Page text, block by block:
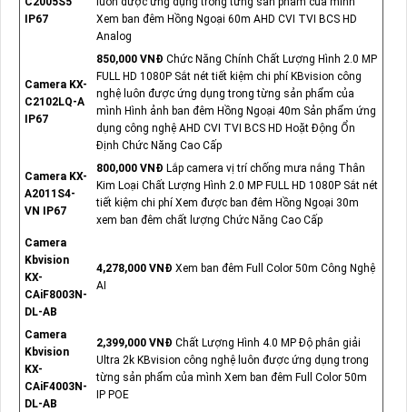
IP67
Xem ban đêm Hồng Ngoại 60m AHD CVI TVI BCS HD
Analog
Camera KX-
C2102LQ-A
IP67
850,000 VNĐ Chức Năng Chính Chất Lượng Hình 2.0 MP
FULL HD 1080P Sắt nét tiết kiệm chi phí KBvision công
nghệ luôn được ứng dụng trong từng sản phẩm của
mình Hình ảnh ban đêm Hồng Ngoại 40m Sản phẩm ứng
dụng công nghệ AHD CVI TVI BCS HD Hoặt Động Ổn
Định Chức Năng Cao Cấp
Camera KX-
A2011S4-
VN IP67
800,000 VNĐ Lắp camera vị trí chống mưa nắng Thân
Kim Loại Chất Lượng Hình 2.0 MP FULL HD 1080P Sắt nét
tiết kiệm chi phí Xem được ban đêm Hồng Ngoại 30m
xem ban đêm chất lượng Chức Năng Cao Cấp
Camera
Kbvision
KX-
CAiF8003N-
DL-AB
4,278,000 VNĐ Xem ban đêm Full Color 50m Công Nghệ
AI
Camera
Kbvision
KX-
CAiF4003N-
DL-AB
2,399,000 VNĐ Chất Lượng Hình 4.0 MP Độ phân giải
Ultra 2k KBvision công nghệ luôn được ứng dụng trong
từng sản phẩm của mình Xem ban đêm Full Color 50m
IP POE